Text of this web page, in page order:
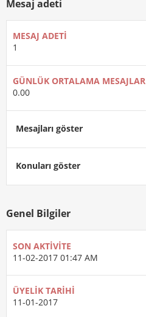
Mesaj adeti
MESAJ ADETI
1
GÜNLÜK ORTALAMA MESAJLAR
0.00
Mesajları göster
Konuları göster
Genel Bilgiler
SON AKTIVITE
11-02-2017 01:47 AM
ÜYELIK TARIHI
11-01-2017